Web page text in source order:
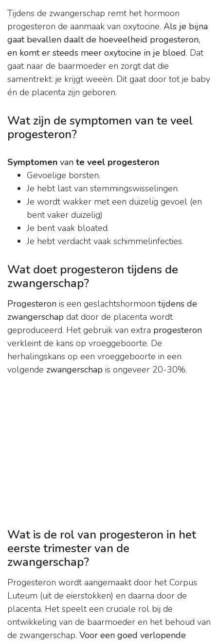
Tijdens de zwangerschap remt het hormoon
progesteron de aanmaak van oxytocine. Als je bijna
gaat bevallen daalt de hoeveelheid progesteron,
en komt er steeds meer oxytocine in je bloed. Dat
gaat naar de baarmoeder en zorgt dat die
samentrekt: je krijgt weeën. Dit gaat door tot je baby
én de placenta zijn geboren.
Wat zijn de symptomen van te veel
progesteron?
Symptomen van te veel progesteron
Gevoelige borsten.
Je hebt last van stemmingswisselingen.
Je wordt wakker met een duizelig gevoel (en
bent vaker duizelig)
Je bent vaak bloated.
Je hebt verdacht vaak schimmelinfecties.
Wat doet progesteron tijdens de
zwangerschap?
Progesteron is een geslachtshormoon tijdens de
zwangerschap dat door de placenta wordt
geproduceerd. Het gebruik van extra progesteron
verkleint de kans op vroeggeboorte. De
herhalingskans op een vroeggeboorte in een
volgende zwangerschap is ongeveer 20-30%.
Wat is de rol van progesteron in het
eerste trimester van de
zwangerschap?
Progesteron wordt aangemaakt door het Corpus
Luteum (uit de eierstokken) en daarna door de
placenta. Het speelt een cruciale rol bij de
ontwikkeling van de baarmoeder en het behoud van
de zwangerschap. Voor een goed verlopende